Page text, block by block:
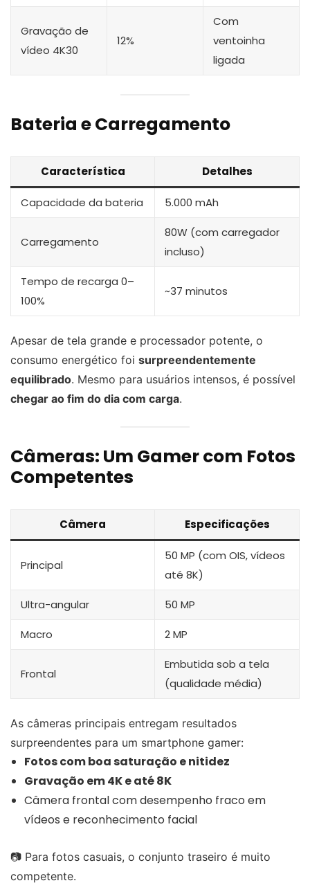
Gravação de
vídeo 4K30
12%
Com
ventoinha
ligada
Bateria e Carregamento
Característica Detalhes
Capacidade da bateria 5.000 mAh
Carregamento
80W (com carregador
incluso)
Tempo de recarga 0–
100%
~37 minutos
Apesar de tela grande e processador potente, o
consumo energético foi surpreendentemente
equilibrado. Mesmo para usuários intensos, é possível
chegar ao fim do dia com carga.
Câmeras: Um Gamer com Fotos
Competentes
Câmera Especificações
Principal
50 MP (com OIS, vídeos
até 8K)
Ultra-angular 50 MP
Macro 2 MP
Frontal
Embutida sob a tela
(qualidade média)
As câmeras principais entregam resultados
surpreendentes para um smartphone gamer:
Fotos com boa saturação e nitidez
Gravação em 4K e até 8K
Câmera frontal com desempenho fraco em
vídeos e reconhecimento facial
📷 Para fotos casuais, o conjunto traseiro é muito
competente.